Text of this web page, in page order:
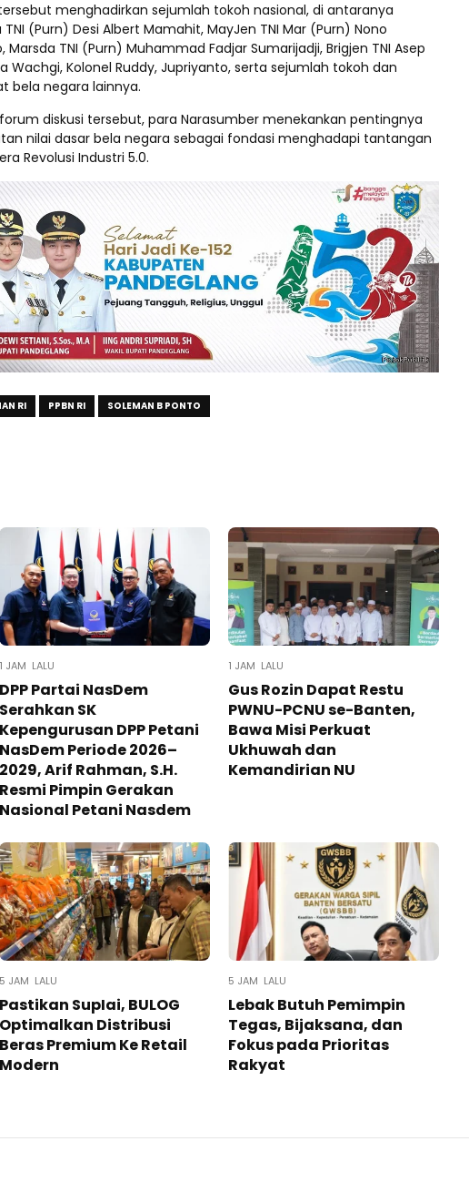
menghadirkan sejumlah tokoh nasional, di antaranya
TNI (Purn) Desi Albert Mamahit, MayJen TNI Mar (Purn) Nono
Marsda TNI (Purn) Muhammad Fadjar Sumarijadji, Brigjen TNI Asep
Wachgi, Kolonel Ruddy, Jupriyanto, serta sejumlah tokoh dan
bela negara lainnya.
diskusi tersebut, para Narasumber menekankan pentingnya
nilai dasar bela negara sebagai fondasi menghadapi tantangan
Revolusi Industri 5.0.
RI PPBN RI SOLEMAN B PONTO
1 JAM LALU
DPP Partai NasDem
Serahkan SK
Kepengurusan DPP Petani
NasDem Periode 2026–
2029, Arif Rahman, S.H.
Resmi Pimpin Gerakan
Nasional Petani Nasdem
1 JAM LALU
Gus Rozin Dapat Restu
PWNU-PCNU se-Banten,
Bawa Misi Perkuat
Ukhuwah dan
Kemandirian NU
5 JAM LALU
Pastikan SupIai, BULOG
Optimalkan Distribusi
Beras Premium Ke Retail
Modern
5 JAM LALU
Lebak Butuh Pemimpin
Tegas, Bijaksana, dan
Fokus pada Prioritas
Rakyat